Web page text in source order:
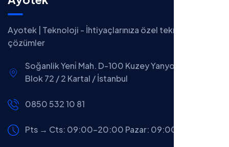
Ayotek | Teknoloji - İhtiyaçlarınıza özel teknolojik
çözümler
Soğanlik Yeni̇ Mah. D-100 Kuzey Yanyol Cad. A-
Blok 72 / 2 Kartal / İstanbul
0850 532 10 81
Pts → Cts: 09:00-20:00 Pazar: 09:00-13:00